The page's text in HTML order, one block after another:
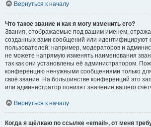
Вернуться к началу
Что такое звание и как я могу изменить его?
Звания, отображаемые под вашим именем,
созданных вами сообщений или идентифицируют
пользователей: например, модераторов и
не можете напрямую изменять наименования
так как они установлены её администратором.
конференцию ненужными сообщениями только
своё звание. На большинстве конференций это
или администратор понизят значение вашего
Вернуться к началу
Когда я щёлкаю по ссылке «email», от меня